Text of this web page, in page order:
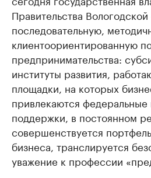
Правительства
последовательную,
клиентоориентированную
предпринимательства:
институты развития,
площадки, на которых
привлекаются
поддержки, в постоянном
совершенствуется
бизнеса, транслируется
уважение к профессии